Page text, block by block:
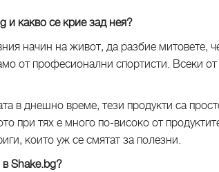
и какво се крие зад нея?
начин на живот, да разбие митовете,
от професионални спортисти. Всеки
в днешно време, тези продукти са
при тях е много по-високо от
които уж се смятат за полезни.
Shake.bg?